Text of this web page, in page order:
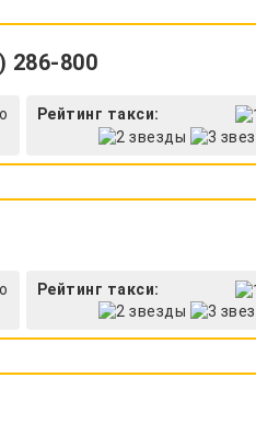
286-800
Рейтинг такси:
Рейтинг такси: